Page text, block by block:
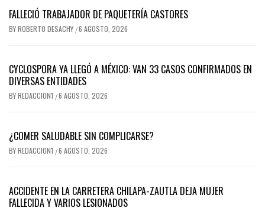
FALLECIÓ TRABAJADOR DE PAQUETERÍA CASTORES
BYROBERTO DESACHY /6 AGOSTO, 2026
CYCLOSPORA YA LLEGÓ A MÉXICO: VAN 33 CASOS CONFIRMADOS EN
DIVERSAS ENTIDADES
BYREDACCION1 /6 AGOSTO, 2026
¿COMER SALUDABLE SIN COMPLICARSE?
BYREDACCION1 /6 AGOSTO, 2026
ACCIDENTE EN LA CARRETERA CHILAPA-ZAUTLA DEJA MUJER
FALLECIDA Y VARIOS LESIONADOS